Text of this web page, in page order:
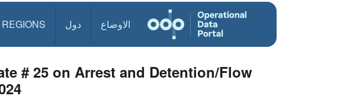
الاوضاع دول REGIONS
# 25 on Arrest and Detention/Flow